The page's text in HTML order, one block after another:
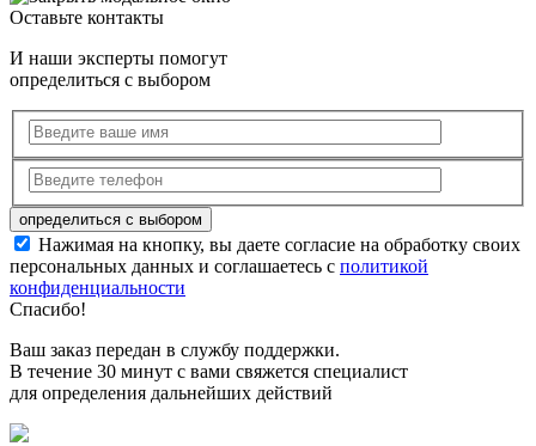
Оставьте контакты
И наши эксперты помогут
определиться с выбором
Нажимая на кнопку, вы даете согласие на обработку своих
персональных данных и соглашаетесь с политикой
конфиденциальности
Спасибо!
Ваш заказ передан в службу поддержки.
В течение 30 минут с вами свяжется специалист
для определения дальнейших действий